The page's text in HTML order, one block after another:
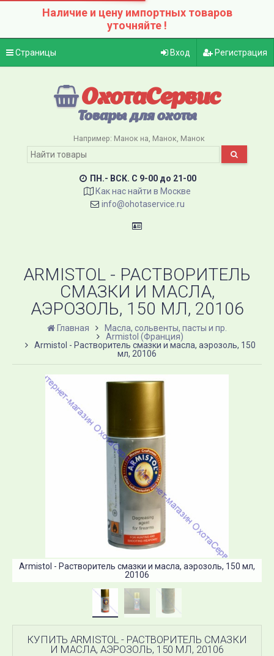
Наличие и цену импортных товаров
уточняйте !
Страницы Вход Регистрация
ОхотаСервис
Товары для охоты
Например: Манок на Манок Манок
ПН.- ВСК. C 9-00 до 21-00
Как нас найти в Москве
info@ohotaservice.ru
ARMISTOL - РАСТВОРИТЕЛЬ
СМАЗКИ И МАСЛА,
АЭРОЗОЛЬ, 150 МЛ, 20106
Главная
Масла, сольвенты, пасты и пр.
Armistol (Франция)
Armistol - Растворитель смазки и масла, аэрозоль, 150
мл, 20106
Armistol - Растворитель смазки и масла, аэрозоль, 150 мл,
20106
КУПИТЬ ARMISTOL - РАСТВОРИТЕЛЬ СМАЗКИ
И МАСЛА, АЭРОЗОЛЬ, 150 МЛ, 20106